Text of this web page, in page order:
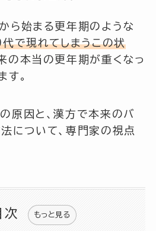
ら始まる更年期のような
で現れてしまうこの状
の本当の更年期が重くなっ
す。
原因と、漢方で本来のバ
について、専門家の視点
次 もっと見る